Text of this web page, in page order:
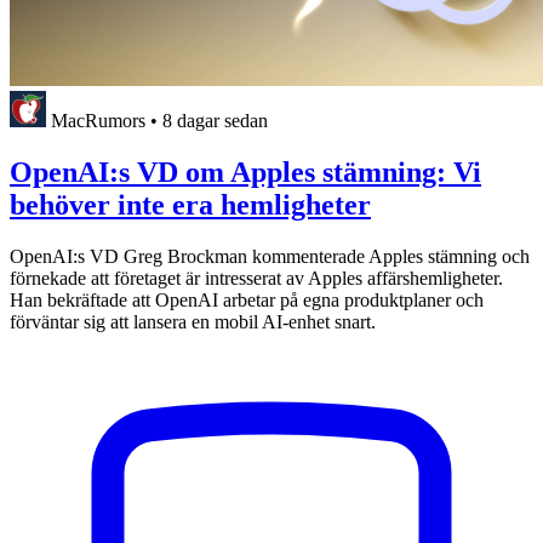
MacRumors • 8 dagar sedan
OpenAI:s VD om Apples stämning: Vi
behöver inte era hemligheter
OpenAI:s VD Greg Brockman kommenterade Apples stämning och
förnekade att företaget är intresserat av Apples affärshemligheter.
Han bekräftade att OpenAI arbetar på egna produktplaner och
förväntar sig att lansera en mobil AI-enhet snart.